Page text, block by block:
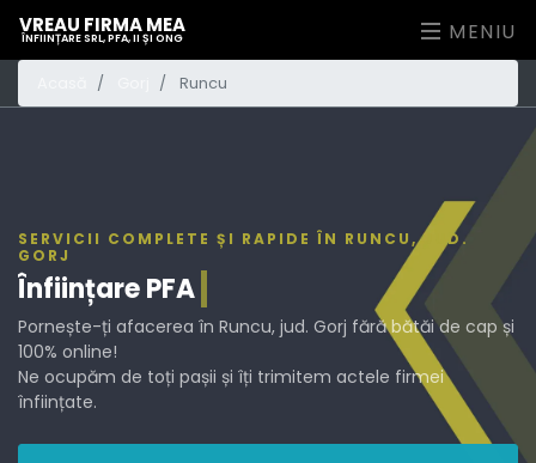
VREAU FIRMA MEA
ÎNFIINȚARE SRL, PFA, II ȘI ONG MENIU
Runcu
SERVICII COMPLETE ȘI RAPIDE ÎN RUNCU, JUD.
GORJ
ÎnființarePFA
Pornește-ți afacerea în Runcu, jud. Gorj fără bătăi de cap și
100% online!
Ne ocupăm de toți pașii și îți trimitem actele firmei
înființate.